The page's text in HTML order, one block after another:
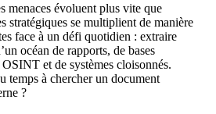
menaces évoluent plus vite que
stratégiques se multiplient de manière
face à un défi quotidien : extraire
océan de rapports, de bases
et de systèmes cloisonnés.
temps à chercher un document
?